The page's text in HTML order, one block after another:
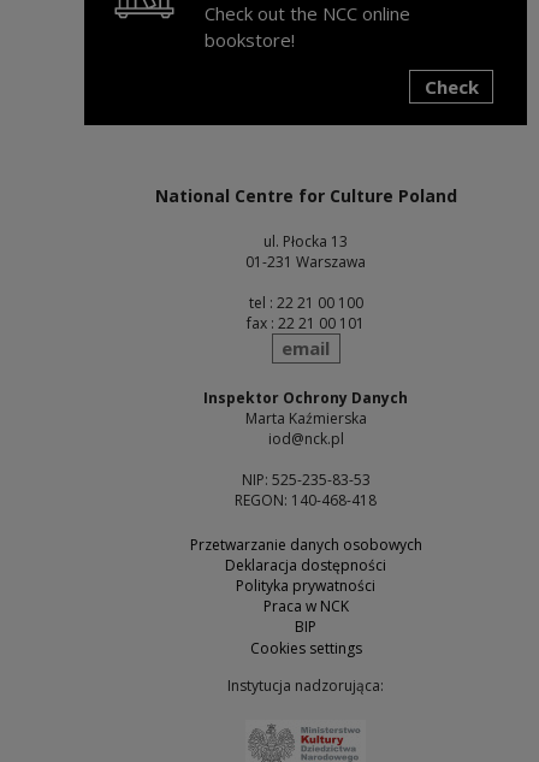
Check out the NCC online
bookstore!
Check
National Centre for Culture Poland
ul. Płocka 13
01-231 Warszawa
tel : 22 21 00 100
fax : 22 21 00 101
send
email
Inspektor Ochrony Danych
Marta Kaźmierska
iod@nck.pl
NIP: 525-235-83-53
REGON: 140-468-418
Przetwarzanie danych osobowych
Deklaracja dostępności
Polityka prywatności
Praca w NCK
BIP
Cookies settings
Instytucja nadzorująca: